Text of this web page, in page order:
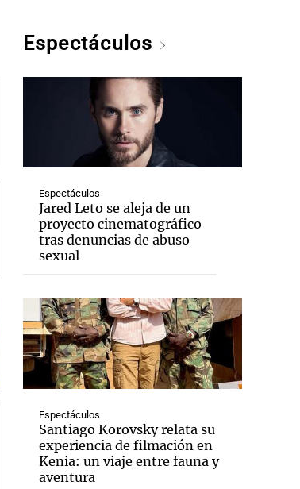
Espectáculos
Espectáculos
Jared Leto se aleja de un
proyecto cinematográfico
tras denuncias de abuso
sexual
Espectáculos
Santiago Korovsky relata su
experiencia de filmación en
Kenia: un viaje entre fauna y
aventura
Notas